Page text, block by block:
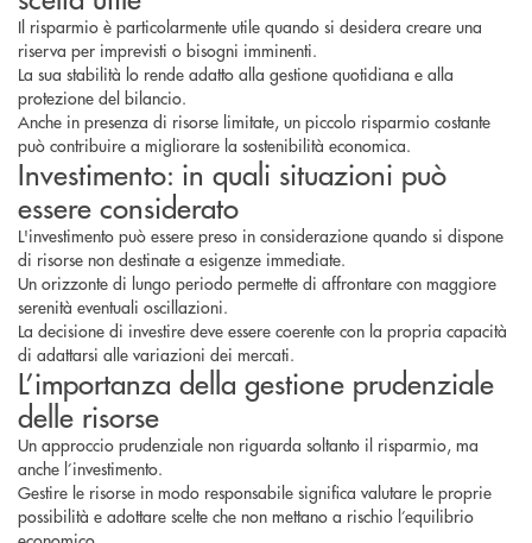
Il risparmio è particolarmente utile quando si desidera creare una
riserva per imprevisti o bisogni imminenti.
La sua stabilità lo rende adatto alla gestione quotidiana e alla
protezione del bilancio.
Anche in presenza di risorse limitate, un piccolo risparmio costante
può contribuire a migliorare la sostenibilità economica.
Investimento: in quali situazioni può
essere considerato
L'investimento può essere preso in considerazione quando si dispone
di risorse non destinate a esigenze immediate.
Un orizzonte di lungo periodo permette di affrontare con maggiore
serenità eventuali oscillazioni.
La decisione di investire deve essere coerente con la propria capacità
di adattarsi alle variazioni dei mercati.
L’importanza della gestione prudenziale
delle risorse
Un approccio prudenziale non riguarda soltanto il risparmio, ma
anche l’investimento.
Gestire le risorse in modo responsabile significa valutare le proprie
possibilità e adottare scelte che non mettano a rischio l’equilibrio